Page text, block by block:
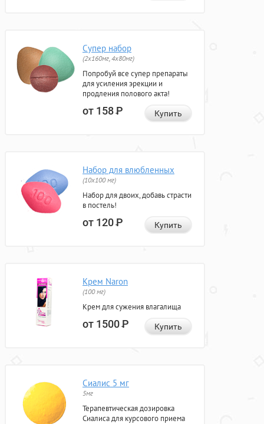
Супер набор
(2х160мг, 4х80мг)
Попробуй все супер препараты
для усиления эрекции и
продления полового акта!
от 158Р Купить
Набор для влюбленных
(10х100 мг)
Набор для двоих, добавь страсти
в постель!
от 120Р Купить
Крем Naron
(100 мг)
Крем для сужения влагалища
от 1500Р Купить
Сиалис 5 мг
5мг
Терапевтическая дозировка
Сиалиса для курсового приема